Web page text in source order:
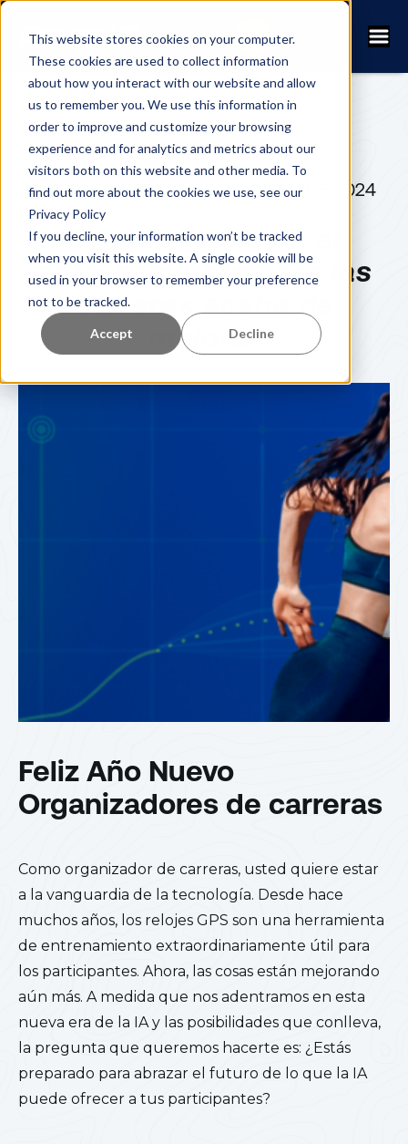
This website stores cookies on your computer.
These cookies are used to collect information
about how you interact with our website and allow
us to remember you. We use this information in
order to improve and customize your browsing
experience and for analytics and metrics about our
visitors both on this website and other media. To
find out more about the cookies we use, see our
Privacy Policy
If you decline, your information won’t be tracked
when you visit this website. A single cookie will be
used in your browser to remember your preference
not to be tracked.
Accept Decline
ERIK SJÖBECK 3 DE ENERO DE 2024
El poder de la IA: el
entrenamiento para las
carreras acaba de
mejorar
Feliz Año Nuevo
Organizadores de carreras
Como organizador de carreras, usted quiere estar
a la vanguardia de la tecnología. Desde hace
muchos años, los relojes GPS son una herramienta
de entrenamiento extraordinariamente útil para
los participantes. Ahora, las cosas están mejorando
aún más. A medida que nos adentramos en esta
nueva era de la IA y las posibilidades que conlleva,
la pregunta que queremos hacerte es: ¿Estás
preparado para abrazar el futuro de lo que la IA
puede ofrecer a tus participantes?